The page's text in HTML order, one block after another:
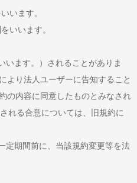
います。
いいます。
います。）されることがありま
より法人ユーザーに告知すること
の内容に同意したものとみなされ
れる合意については、旧規約に
定期間前に、当該規約変更等を法